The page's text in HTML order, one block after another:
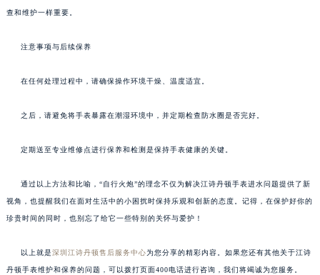
查和维护一样重要。
注意事项与后续保养
在任何处理过程中，请确保操作环境干燥、温度适宜。
之后，请避免将手表暴露在潮湿环境中，并定期检查防水圈是否完好。
定期送至专业维修点进行保养和检测是保持手表健康的关键。
通过以上方法和比喻，“自行火炮”的理念不仅为解决江诗丹顿手表进水问题提供了新
视角，也提醒我们在面对生活中的小困扰时保持乐观和创新的态度。记得，在保护好你的
珍贵时间的同时，也别忘了给它一些特别的关怀与爱护！
以上就是深圳江诗丹顿售后服务中心为您分享的精彩内容。如果您还有其他关于江诗
丹顿手表维护和保养的问题，可以拨打页面400电话进行咨询，我们将竭诚为您服务。